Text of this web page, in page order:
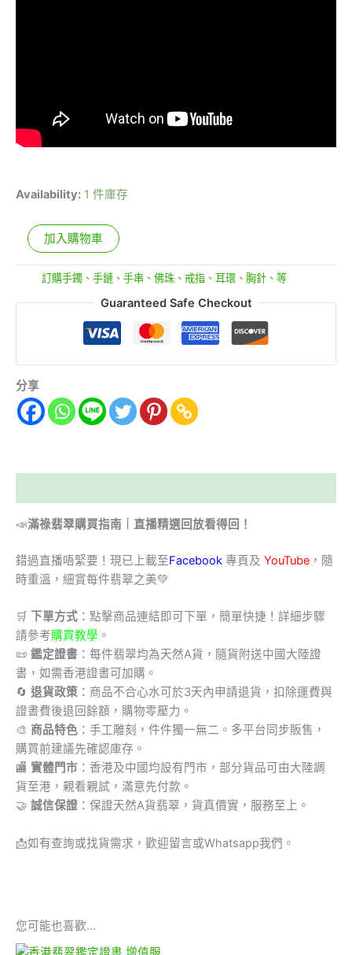
Availability: 1 件庫存
加入購物車
訂購手鐲、手鏈、手串、佛珠、戒指、耳環、胸針、等
Guaranteed Safe Checkout
分享
📣滿祿翡翠購買指南｜直播精選回放看得回！
錯過直播唔緊要！現已上載至Facebook 專頁及 YouTube ，隨
時重溫，細賞每件翡翠之美💚
🛒 下單方式 ：點擊商品連結即可下單，簡單快捷！詳細步驟
請參考購買教學 。
📜 鑑定證書 ：每件翡翠均為天然A貨，隨貨附送中國大陸證
書，如需香港證書可加購。
🔄 退貨政策 ：商品不合心水可於3天內申請退貨，扣除運費與
證書費後退回餘額，購物零壓力。
🎨 商品特色 ：手工雕刻，件件獨一無二。多平台同步販售，
購買前建議先確認庫存。
🏬 實體門市 ：香港及中國均設有門市，部分貨品可由大陸調
貨至港，親看親試，滿意先付款。
🤝 誠信保證 ：保證天然A貨翡翠，貨真價實，服務至上。
📩如有查詢或找貨需求，歡迎留言或Whatsapp我們。
您可能也喜歡…